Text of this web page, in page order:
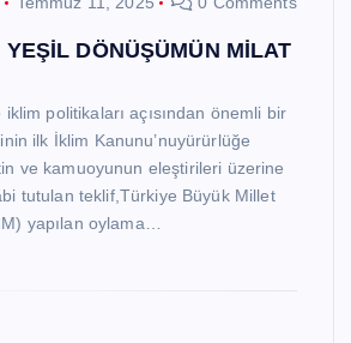
YEŞİL DÖNÜŞÜMÜN MİLAT
politikaları açısından önemli bir
ilk İklim Kanunu’nuyürürlüğe
ve kamuoyunun eleştirileri üzerine
tutulan teklif,Türkiye Büyük Millet
yapılan oylama…